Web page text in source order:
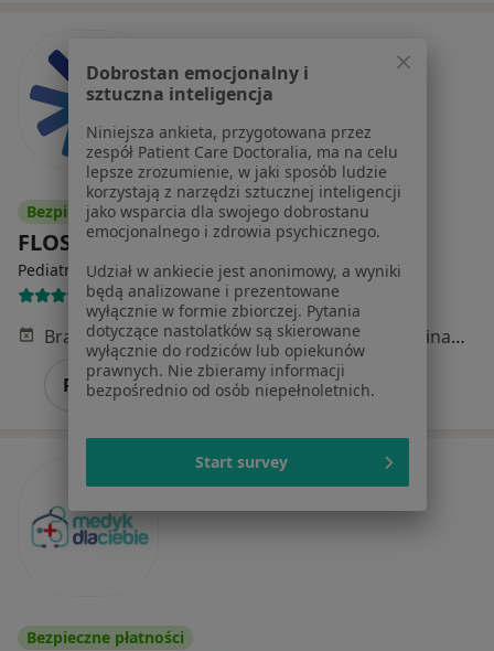
Bezpieczne płatności
FLOSMED
Pediatria, Interna, Ginekologia·Więcej
7391 opinii
Brak dostępnych specjalistów z wolnymi terminami w tym centrum medycznym.
Pokaż profil
Bezpieczne płatności
Dobrostan emocjonalny i
sztuczna inteligencja
Niniejsza ankieta, przygotowana przez
zespół Patient Care Doctoralia, ma na celu
lepsze zrozumienie, w jaki sposób ludzie
korzystają z narzędzi sztucznej inteligencji
jako wsparcia dla swojego dobrostanu
emocjonalnego i zdrowia psychicznego.
Udział w ankiecie jest anonimowy, a wyniki
będą analizowane i prezentowane
wyłącznie w formie zbiorczej. Pytania
dotyczące nastolatków są skierowane
wyłącznie do rodziców lub opiekunów
prawnych. Nie zbieramy informacji
bezpośrednio od osób niepełnoletnich.
Start survey